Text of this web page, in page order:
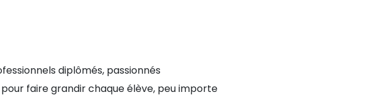
diplômés, passionnés
faire grandir chaque élève, peu importe